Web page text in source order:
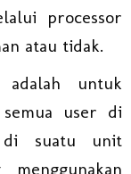
processor
atau tidak.
untuk
user di
di suatu unit